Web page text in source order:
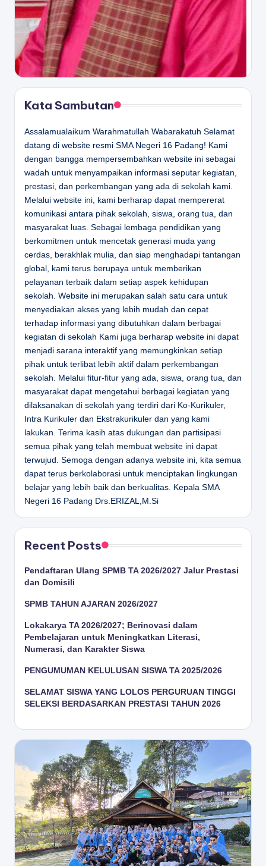
Kata Sambutan
Assalamualaikum Warahmatullah Wabarakatuh Selamat
datang di website resmi SMA Negeri 16 Padang! Kami
dengan bangga mempersembahkan website ini sebagai
wadah untuk menyampaikan informasi seputar kegiatan,
prestasi, dan perkembangan yang ada di sekolah kami.
Melalui website ini, kami berharap dapat mempererat
komunikasi antara pihak sekolah, siswa, orang tua, dan
masyarakat luas. Sebagai lembaga pendidikan yang
berkomitmen untuk mencetak generasi muda yang
cerdas, berakhlak mulia, dan siap menghadapi tantangan
global, kami terus berupaya untuk memberikan
pelayanan terbaik dalam setiap aspek kehidupan
sekolah. Website ini merupakan salah satu cara untuk
menyediakan akses yang lebih mudah dan cepat
terhadap informasi yang dibutuhkan dalam berbagai
kegiatan di sekolah Kami juga berharap website ini dapat
menjadi sarana interaktif yang memungkinkan setiap
pihak untuk terlibat lebih aktif dalam perkembangan
sekolah. Melalui fitur-fitur yang ada, siswa, orang tua, dan
masyarakat dapat mengetahui berbagai kegiatan yang
dilaksanakan di sekolah yang terdiri dari Ko-Kurikuler,
Intra Kurikuler dan Ekstrakurikuler dan yang kami
lakukan. Terima kasih atas dukungan dan partisipasi
semua pihak yang telah membuat website ini dapat
terwujud. Semoga dengan adanya website ini, kita semua
dapat terus berkolaborasi untuk menciptakan lingkungan
belajar yang lebih baik dan berkualitas. Kepala SMA
Negeri 16 Padang Drs.ERIZAL,M.Si
Recent Posts
Pendaftaran Ulang SPMB TA 2026/2027 Jalur Prestasi
dan Domisili
SPMB TAHUN AJARAN 2026/2027
Lokakarya TA 2026/2027; Berinovasi dalam
Pembelajaran untuk Meningkatkan Literasi,
Numerasi, dan Karakter Siswa
PENGUMUMAN KELULUSAN SISWA TA 2025/2026
SELAMAT SISWA YANG LOLOS PERGURUAN TINGGI
SELEKSI BERDASARKAN PRESTASI TAHUN 2026